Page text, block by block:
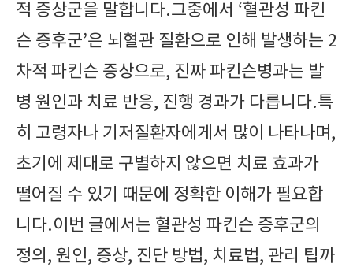
적 증상군을 말합니다.그중에서 ‘혈관성 파킨
슨 증후군’은 뇌혈관 질환으로 인해 발생하는 2
차적 파킨슨 증상으로, 진짜 파킨슨병과는 발
병 원인과 치료 반응, 진행 경과가 다릅니다.특
히 고령자나 기저질환자에게서 많이 나타나며,
초기에 제대로 구별하지 않으면 치료 효과가
떨어질 수 있기 때문에 정확한 이해가 필요합
니다.이번 글에서는 혈관성 파킨슨 증후군의
정의, 원인, 증상, 진단 방법, 치료법, 관리 팁까